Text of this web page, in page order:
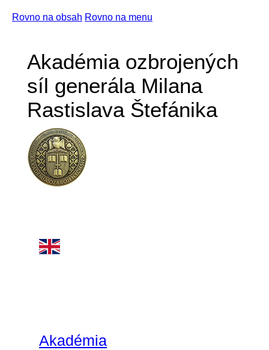
Rovno na obsah Rovno na menu
Akadémia ozbrojených
síl generála Milana
Rastislava Štefánika
Akadémia